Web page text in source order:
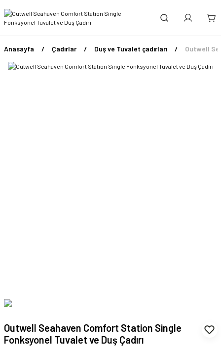
Anasayfa Çadırlar Duş ve Tuvalet çadırları Outwell
Outwell Seahaven Comfort Station Single
Fonksyonel Tuvalet ve Duş Çadırı